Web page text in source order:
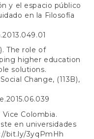
y el espacio público
en la Filosofía
The role of
higher education
solutions.
Change, (113B),
Vice Colombia.
en universidades
bit.ly/3yqPmHh